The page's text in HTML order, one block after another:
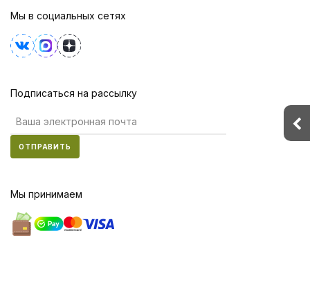
Мы в социальных сетях
Подписаться на рассылку
ОТПРАВИТЬ
Мы принимаем